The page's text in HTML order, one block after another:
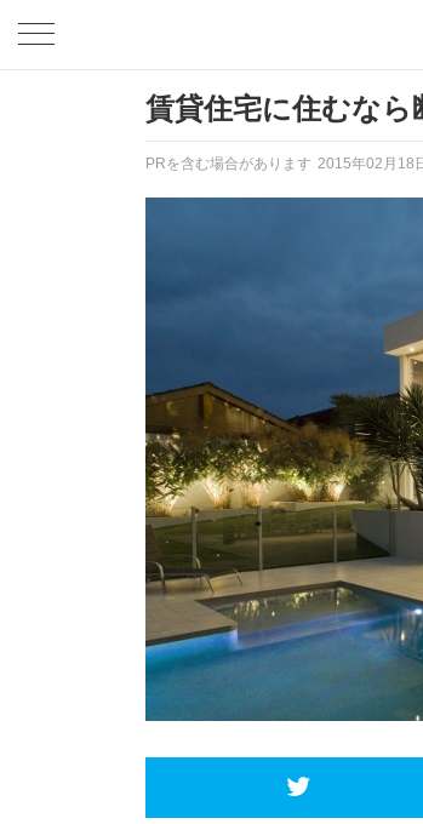
賃貸住宅に住むなら
PRを含む場合があります 2015年02月18